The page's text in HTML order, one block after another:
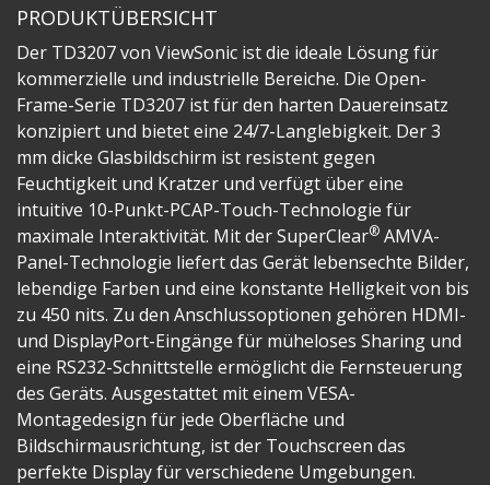
PRODUKTÜBERSICHT
Der TD3207 von ViewSonic ist die ideale Lösung für
kommerzielle und industrielle Bereiche. Die Open-
Frame-Serie TD3207 ist für den harten Dauereinsatz
konzipiert und bietet eine 24/7-Langlebigkeit. Der 3
mm dicke Glasbildschirm ist resistent gegen
Feuchtigkeit und Kratzer und verfügt über eine
intuitive 10-Punkt-PCAP-Touch-Technologie für
maximale Interaktivität. Mit der SuperClear® AMVA-
Panel-Technologie liefert das Gerät lebensechte Bilder,
lebendige Farben und eine konstante Helligkeit von bis
zu 450 nits. Zu den Anschlussoptionen gehören HDMI-
und DisplayPort-Eingänge für müheloses Sharing und
eine RS232-Schnittstelle ermöglicht die Fernsteuerung
des Geräts. Ausgestattet mit einem VESA-
Montagedesign für jede Oberfläche und
Bildschirmausrichtung, ist der Touchscreen das
perfekte Display für verschiedene Umgebungen.